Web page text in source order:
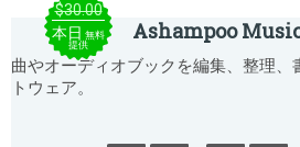
$30.00
本日 無料
提供
Ashampoo
曲やオーディオブックを編集、整理、
トウェア。